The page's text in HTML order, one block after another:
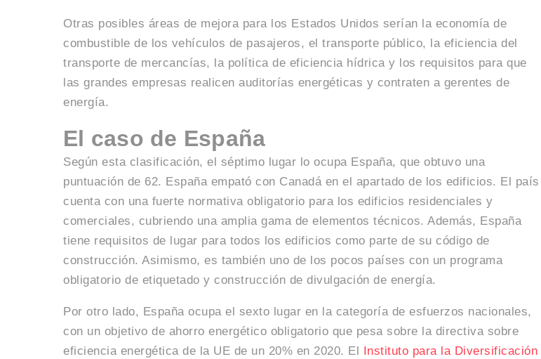
Otras posibles áreas de mejora para los Estados Unidos serían la economía de
combustible de los vehículos de pasajeros, el transporte público, la eficiencia del
transporte de mercancías, la política de eficiencia hídrica y los requisitos para que
las grandes empresas realicen auditorías energéticas y contraten a gerentes de
energía.
El caso de España
Según esta clasificación, el séptimo lugar lo ocupa España, que obtuvo una
puntuación de 62. España empató con Canadá en el apartado de los edificios. El país
cuenta con una fuerte normativa obligatorio para los edificios residenciales y
comerciales, cubriendo una amplia gama de elementos técnicos. Además, España
tiene requisitos de lugar para todos los edificios como parte de su código de
construcción. Asimismo, es también uno de los pocos países con un programa
obligatorio de etiquetado y construcción de divulgación de energía.
Por otro lado, España ocupa el sexto lugar en la categoría de esfuerzos nacionales,
con un objetivo de ahorro energético obligatorio que pesa sobre la directiva sobre
eficiencia energética de la UE de un 20% en 2020. El
Instituto para la Diversificación